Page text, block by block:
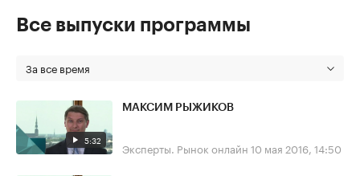
Все выпуски программы
За все время
5:32
МАКСИМ РЫЖИКОВ
Эксперты. Рынок онлайн 10 мая 2016, 14:50